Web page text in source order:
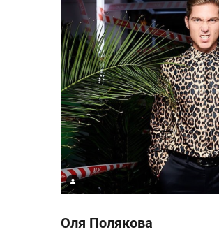
Оля Полякова